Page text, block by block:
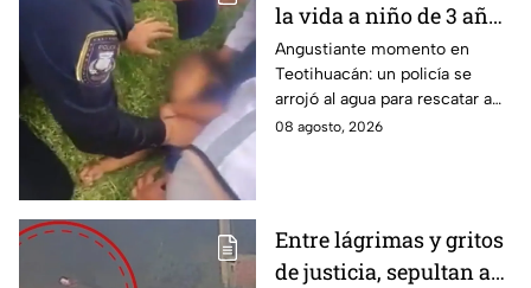
la vida a niño de 3 años
que cayó a un lago en
Teotihuacán; aplicó
RCP (VIDEO)
Angustiante momento en
Teotihuacán: un policía se
arrojó al agua para rescatar a
un pequeño que no respiraba y
08 agosto, 2026
Entre lágrimas y gritos
de justicia, sepultan a